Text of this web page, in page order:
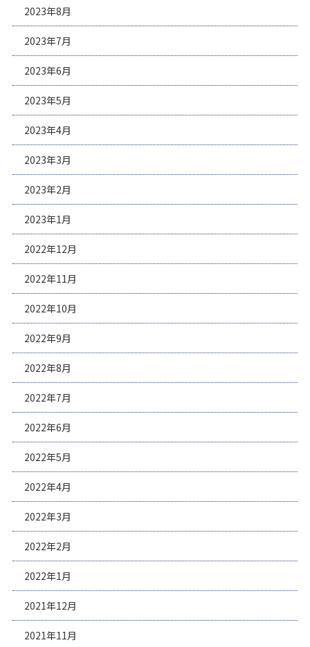
2023年8月
2023年7月
2023年6月
2023年5月
2023年4月
2023年3月
2023年2月
2023年1月
2022年12月
2022年11月
2022年10月
2022年9月
2022年8月
2022年7月
2022年6月
2022年5月
2022年4月
2022年3月
2022年2月
2022年1月
2021年12月
2021年11月